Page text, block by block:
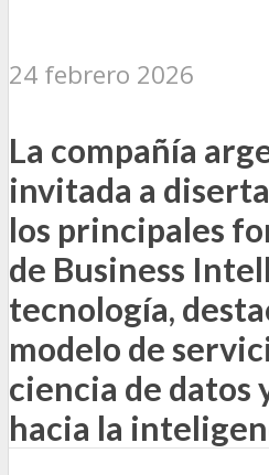
24 febrero 2026
La compañía
invitada a
los principales
de Business
tecnología,
modelo de
ciencia de datos
hacia la